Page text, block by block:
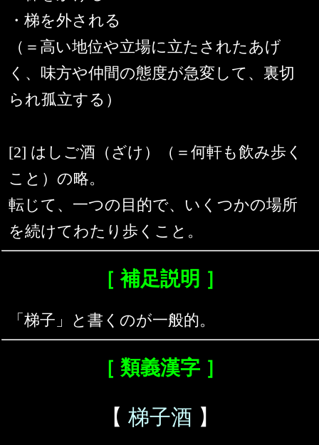
・梯を外される
（＝高い地位や立場に立たされたあげ
く、味方や仲間の態度が急変して、裏切
られ孤立する）
[2] はしご酒（ざけ）（＝何軒も飲み歩く
こと）の略。
転じて、一つの目的で、いくつかの場所
を続けてわたり歩くこと。
［ 補足説明 ］
「梯子」と書くのが一般的。
［ 類義漢字 ］
【 梯子酒 】